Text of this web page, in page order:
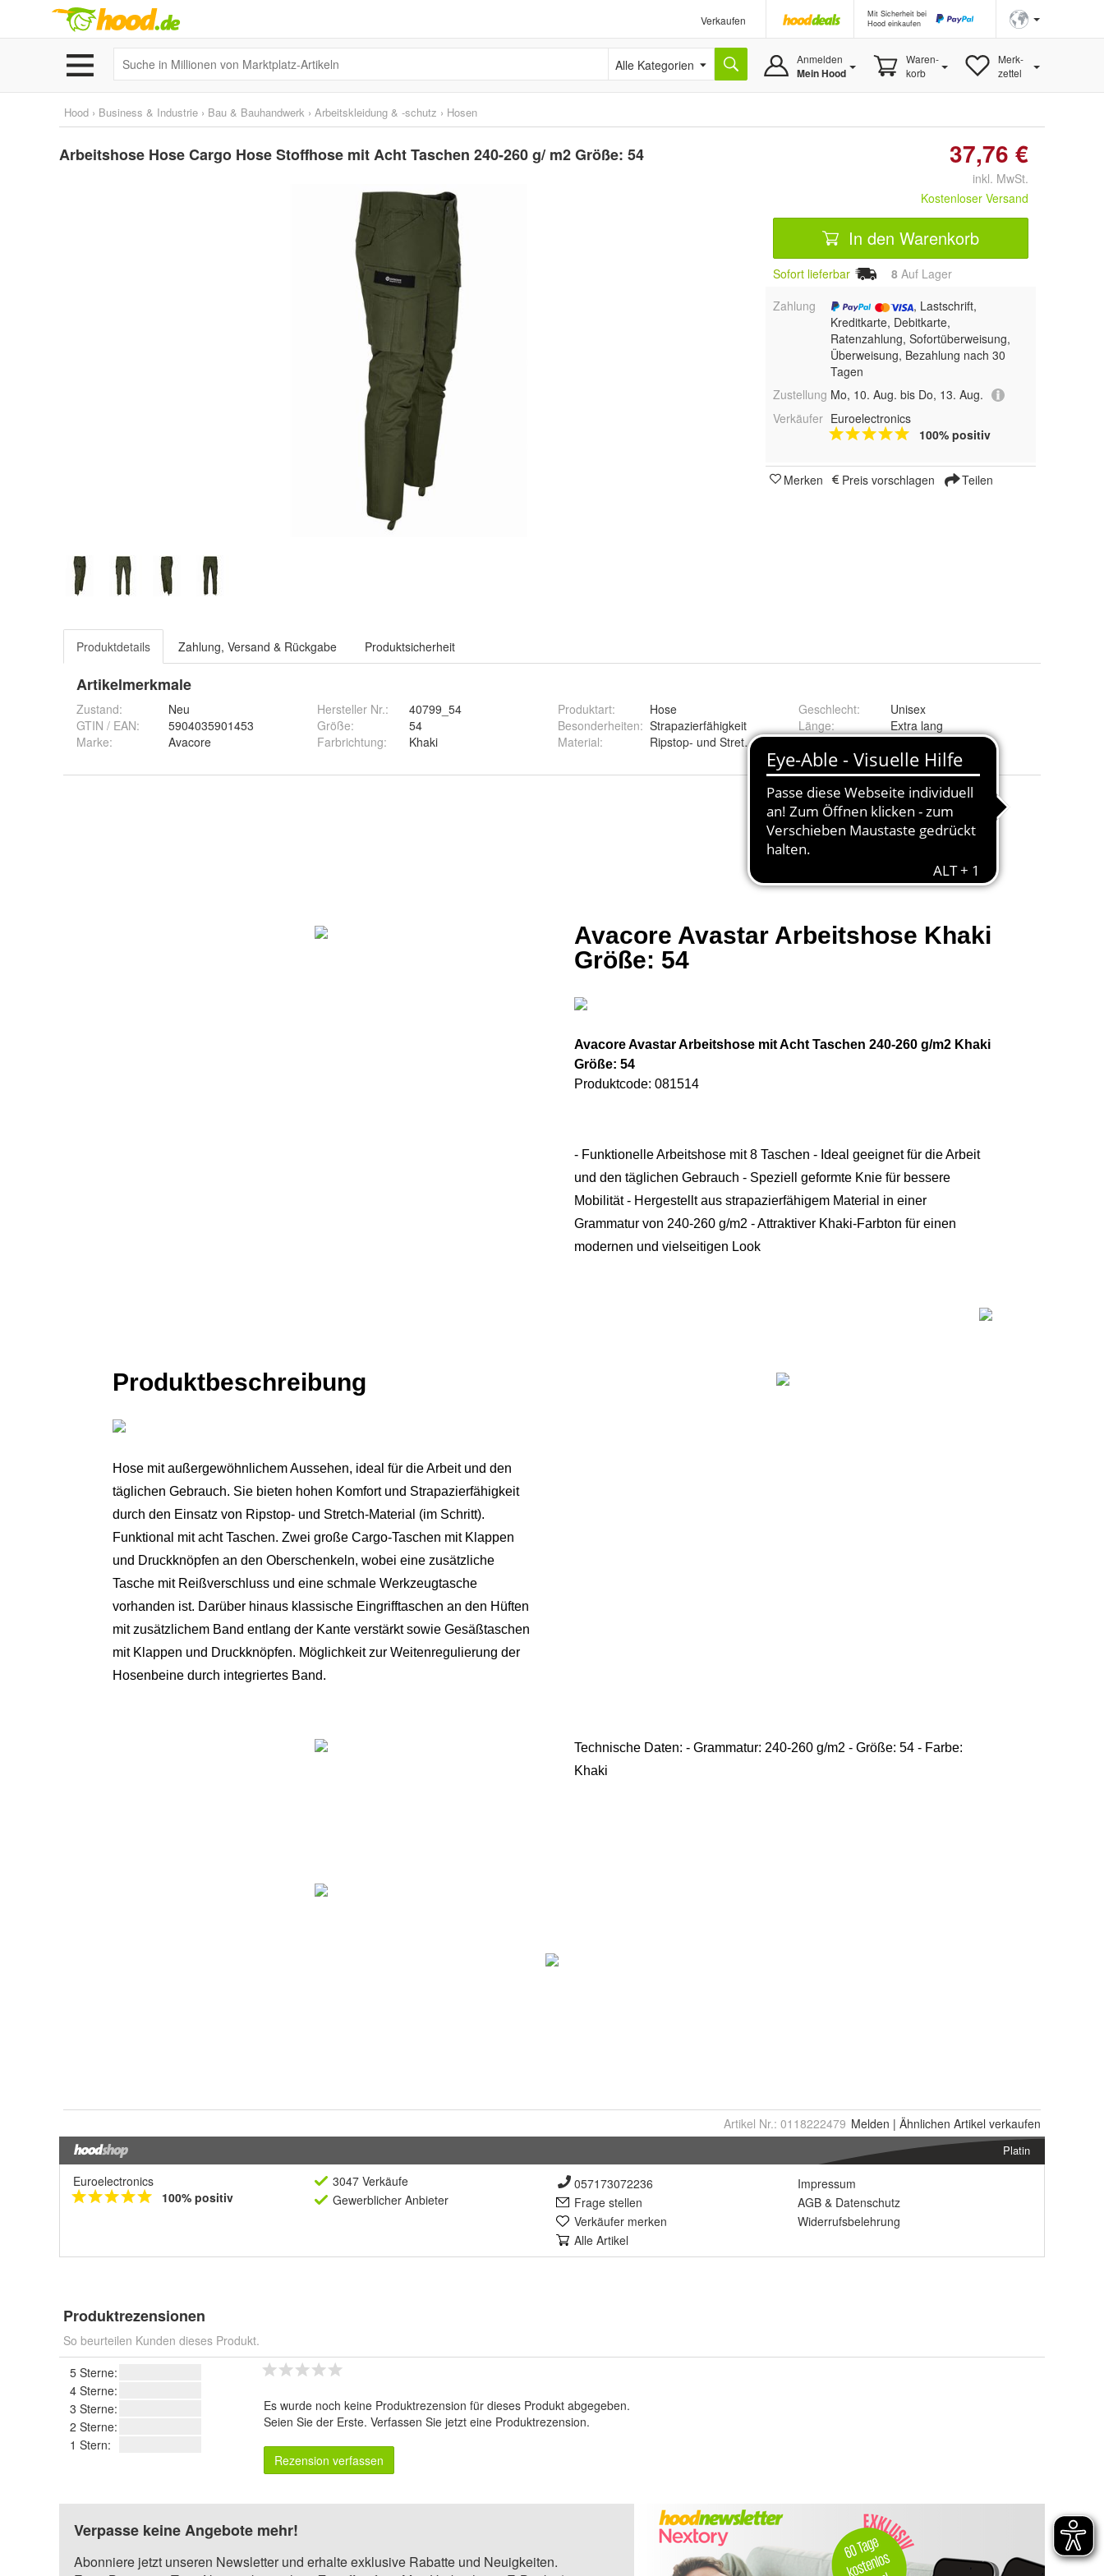
Verkaufen
Mit Sicherheit bei
Hood einkaufen
Alle Kategorien Anmelden
Mein Hood
Waren-
korb
Merk-
zettel
Hood › Business & Industrie › Bau & Bauhandwerk › Arbeitskleidung & -schutz › Hosen
Arbeitshose Hose Cargo Hose Stoffhose mit Acht Taschen 240-260 g/ m2 Größe: 54 37,76 €
inkl. MwSt.
Kostenloser Versand
In den Warenkorb
Sofort lieferbar 8 Auf Lager
Zahlung
, Lastschrift,
Kreditkarte, Debitkarte,
Ratenzahlung, Sofortüberweisung,
Überweisung, Bezahlung nach 30
Tagen
Zustellung Mo, 10. Aug. bis Do, 13. Aug.
Verkäufer Euroelectronics
100% positiv
Merken Preis vorschlagen Teilen
Produktdetails Zahlung, Versand & Rückgabe Produktsicherheit
Artikelmerkmale
Zustand:
Neu
GTIN / EAN:
5904035901453
Marke:
Avacore
Hersteller Nr.:
40799_54
Größe:
54
Farbrichtung: Khaki
Produktart:
Hose
Besonderheiten: Strapazierfähigkeit
Material: Ripstop- und Stretch-Material
Geschlecht:
Unisex
Länge:
Extra lang
Grammatur: 240-260 g/m2
Artikel Nr.: 0118222479 Melden | Ähnlichen Artikel verkaufen
Platin
Euroelectronics
100% positiv
3047 Verkäufe
Gewerblicher Anbieter
057173072236
Frage stellen
Verkäufer merken
Alle Artikel
Impressum
AGB & Datenschutz
Widerrufsbelehrung
Produktrezensionen
So beurteilen Kunden dieses Produkt.
5 Sterne:
4 Sterne:
3 Sterne:
2 Sterne:
1 Stern:
Es wurde noch keine Produktrezension für dieses Produkt abgegeben.
Seien Sie der Erste. Verfassen Sie jetzt eine Produktrezension.
Rezension verfassen
Verpasse keine Angebote mehr!
Abonniere jetzt unseren Newsletter und erhalte exklusive Rabatte und Neuigkeiten.